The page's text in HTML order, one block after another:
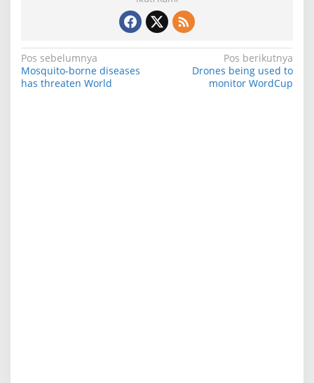
N
a
Pos sebelumnya
Mosquito-borne diseases
has threaten World
Pos berikutnya
Drones being used to
monitor WordCup